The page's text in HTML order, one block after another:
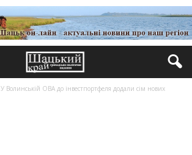
У Волинській ОВА до інвестпортфеля додали сім нових